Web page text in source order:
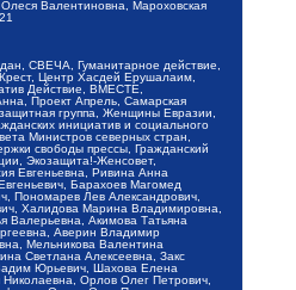
Валентиновна, Мароховская
СВЕЧА, Гуманитарное действие,
Центр Хасдей Ерушалаим,
Действие, ВМЕСТЕ,
Проект Апрель, Самарская
группа, Женщины Евразии,
инициатив и социального
Министров северных стран,
свободы прессы, Гражданский
Экозащита!-Женсовет,
Евгеньевна, Ривина Анна
Барахоев Магомед
Пономарев Лев Александрович,
Халидова Марина Владимировна,
Валерьевна, Акимова Татьяна
Аверин Владимир
Мельникова Валентина
Светлана Алексеевна, Закс
Юрьевич, Шахова Елена
Орлов Олег Петрович,